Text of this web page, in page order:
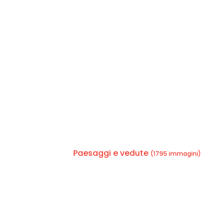
Paesaggi e vedute (1795 immagini)